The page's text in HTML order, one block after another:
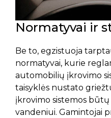
Normatyvai ir
Be to, egzistuoja
normatyvai, kurie
automobilių įkrovimo
taisyklės nustato
įkrovimo sistemos būtų
vandeniui. Gamintojai